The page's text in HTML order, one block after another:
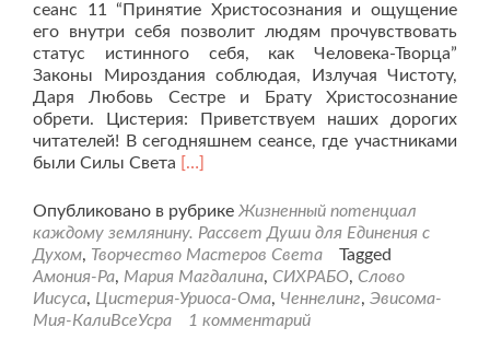
сеанс 11 “Принятие Христосознания и ощущение
его внутри себя позволит людям прочувствовать
статус истинного себя, как Человека-Творца”
Законы Мироздания соблюдая, Излучая Чистоту,
Даря Любовь Сестре и Брату Христосознание
обрети. Цистерия: Приветствуем наших дорогих
читателей! В сегодняшнем сеансе, где участниками
были Силы Света Читать
проТворческий
сеанс
“Жизненный
потенциал
каждому
землянину”
[…]
Опубликовано в рубрике Жизненный потенциал
каждому землянину. Рассвет Души для Единения с
Духом, Творчество Мастеров Света
Tagged
Амония-Ра, Мария Магдалина, СИХРАБО, Слово
Иисуса, Цистерия-Уриоса-Ома, Ченнелинг, Эвисома-
Мия-КалиВсеУсра
1 комментарий